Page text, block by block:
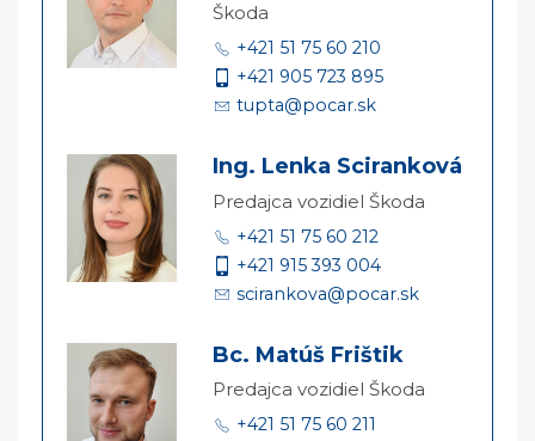
Škoda
+421 51 75 60 210
+421 905 723 895
tupta@pocar.sk
Ing. Lenka Sciranková
Predajca vozidiel Škoda
+421 51 75 60 212
+421 915 393 004
scirankova@pocar.sk
Bc. Matúš Frištik
Predajca vozidiel Škoda
+421 51 75 60 211